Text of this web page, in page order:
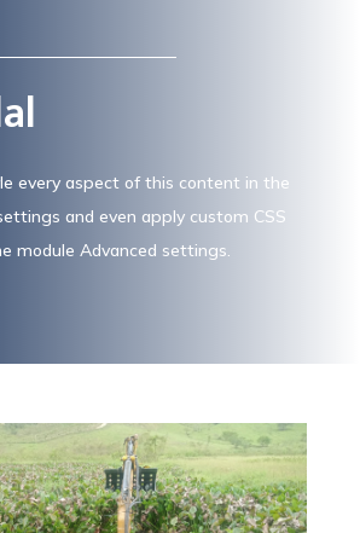
every aspect of this content in the
and even apply custom CSS
module Advanced settings.